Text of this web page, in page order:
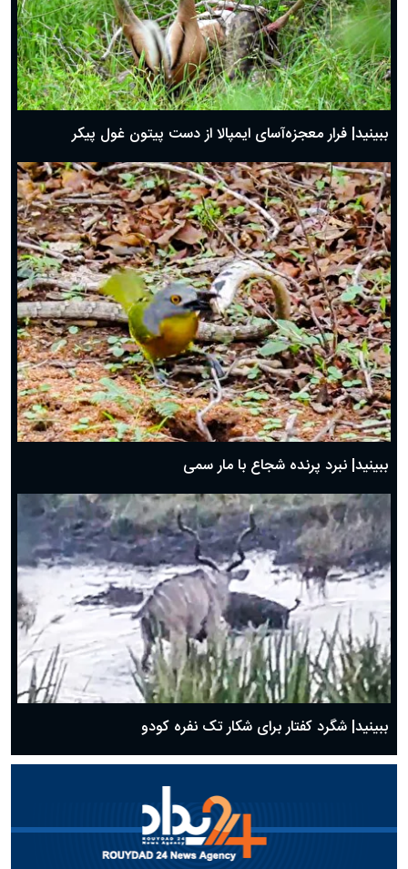
ببینید| فرار معجزه‌آسای ایمپالا از دست پیتون غول پیکر
ببینید| نبرد پرنده شجاع با مار سمی
ببینید| شگرد کفتار برای شکار تک نفره کودو